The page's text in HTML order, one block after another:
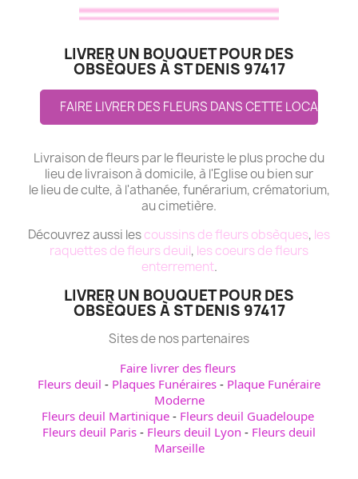
LIVRER UN BOUQUET POUR DES
OBSÈQUES À ST DENIS 97417
FAIRE LIVRER DES FLEURS DANS CETTE LOCALITE
Livraison de fleurs par le fleuriste le plus proche du
lieu de livraison à domicile, à l'Eglise ou bien sur
le lieu de culte, à l'athanée, funérarium, crématorium,
au cimetière.
Découvrez aussi lescoussins de fleurs obsèques, les
raquettes de fleurs deuil, les coeurs de fleurs
enterrement.
LIVRER UN BOUQUET POUR DES
OBSÈQUES À ST DENIS 97417
Sites de nos partenaires
Faire livrer des fleurs
Fleurs deuil - Plaques Funéraires - Plaque Funéraire
Moderne
Fleurs deuil Martinique- Fleurs deuil Guadeloupe
Fleurs deuil Paris - Fleurs deuil Lyon - Fleurs deuil
Marseille